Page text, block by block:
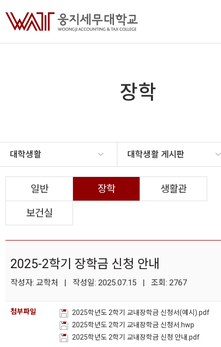
장학
대학생활 대학생활 게시판
일반 장학 생활관
보건실
2025-2학기 장학금 신청 안내
작성자: 교학처 | 작성일: 2025.07.15 | 조회: 2767
첨부파일
2025학년도 2학기 교내장학금 신청서(예시).pdf
2025학년도 2학기 교내장학금 신청서.hwp
2025학년도 2학기 교내장학금 신청 안내.pdf